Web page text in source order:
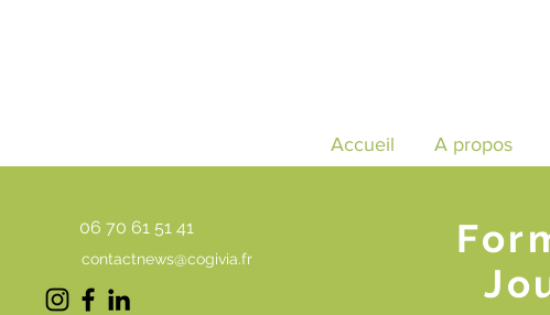
Accueil A propos
06 70 61 51 41
contactnews@cogivia.fr